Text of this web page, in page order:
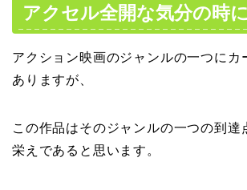
アクセル全開な気分の時
アクション映画のジャンルの一つにカ
ありますが、
この作品はそのジャンルの一つの到達
栄えであると思います。